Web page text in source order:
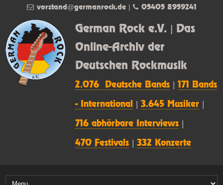
German Rock e.V. | Das
Online-Archiv der
Deutschen Rockmusik
2.076 Deutsche Bands |171 Bands
- International |3.645 Musiker
716 abhörbare Interviews
470 Festivals |332 Konzerte
vorstand@germanrock.de| 05405 8959241